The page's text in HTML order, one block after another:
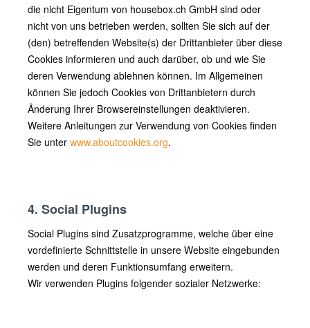
die nicht Eigentum von housebox.ch GmbH sind oder
nicht von uns betrieben werden, sollten Sie sich auf der
(den) betreffenden Website(s) der Drittanbieter über diese
Cookies informieren und auch darüber, ob und wie Sie
deren Verwendung ablehnen können. Im Allgemeinen
können Sie jedoch Cookies von Drittanbietern durch
Änderung Ihrer Browsereinstellungen deaktivieren.
Weitere Anleitungen zur Verwendung von Cookies finden
Sie unter www.aboutcookies.org.
4. Social Plugins
Social Plugins sind Zusatzprogramme, welche über eine
vordefinierte Schnittstelle in unsere Website eingebunden
werden und deren Funktionsumfang erweitern.
Wir verwenden Plugins folgender sozialer Netzwerke: